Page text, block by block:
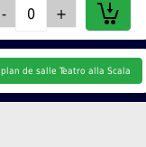
plan de salle Teatro alla Scala